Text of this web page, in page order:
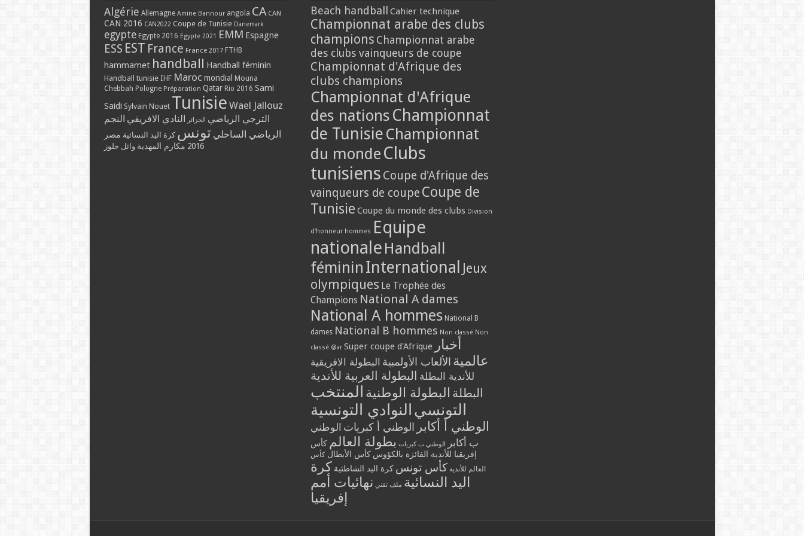
Algérie Allemagne Amine Bannour angola CA CAN
CAN 2016 CAN2022 Coupe de Tunisie Danemark
egypte Egypte 2016 Egypte 2021 EMM Espagne
ESS EST France France 2017 FTHB
hammamet handball Handball féminin
Handball tunisie IHF Maroc mondial Mouna
Chebbah Pologne Préparation Qatar Rio 2016 Sami
Saidi Sylvain Nouet Tunisie Wael Jallouz
الترجي الرياضي الجزائر النادي الافريقي النجم
الرياضي الساحلي تونس كرة اليد النسائية مصر
2016 مكارم المهدية وائل جلوز
Beach handball Cahier technique
Championnat arabe des clubs
champions Championnat arabe
des clubs vainqueurs de coupe
Championnat d'Afrique des
clubs champions
Championnat d'Afrique
des nations Championnat
de Tunisie Championnat
du monde Clubs
tunisiens Coupe d'Afrique des
vainqueurs de coupe Coupe de
Tunisie Coupe du monde des clubs Division
d'honneur hommes Equipe
nationale Handball
féminin International Jeux
olympiques Le Trophée des
Champions National A dames
National A hommes National B
dames National B hommes Non classé Non
classé @ar Super coupe d'Afrique أخبار
عالمية الألعاب الأولمبية البطولة الافريقية
للأندية البطلة البطولة العربية للأندية
البطلة البطولة الوطنية المنتخب
التونسي النوادي التونسية
الوطني أ أكابر الوطني أ كبريات الوطني
ب أكابر
الوطني ب كبريات بطولة العالم كأس
إفريقيا للأندية الفائزة بالكؤوس كأس الأبطال كأس
العالم للأندية كأس تونس كرة اليد الشاطئية كرة
اليد النسائية ملف تقني نهائيات أمم
إفريقيا